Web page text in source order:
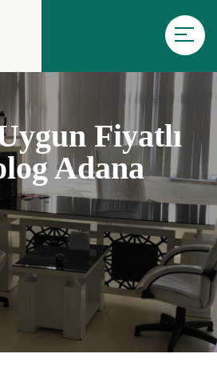
Fiyatlı
Adana